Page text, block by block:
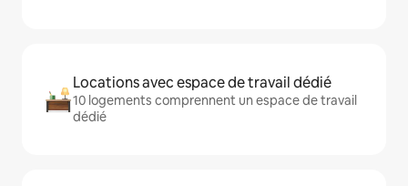
Locations avec espace de travail dédié
10 logements comprennent un espace de travail
dédié